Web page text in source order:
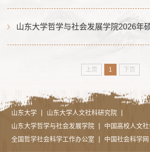
上页 1 下页
山东大学 | 山东大学人文社科研究院 |
山东大学哲学与社会发展学院 | 中国高校人文
全国哲学社会科学工作办公室 | 中国社会科学网